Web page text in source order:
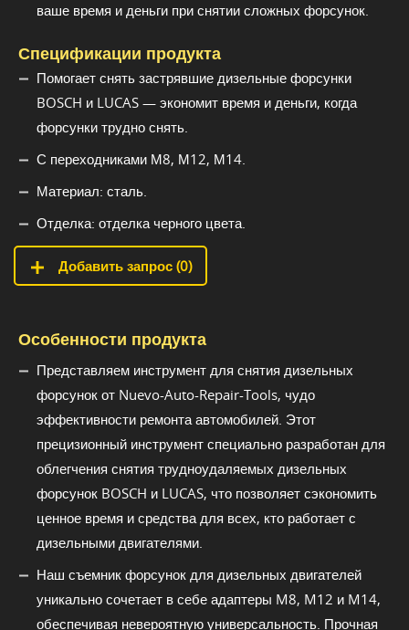
ваше время и деньги при снятии сложных форсунок.
Спецификации продукта
Помогает снять застрявшие дизельные форсунки
BOSCH и LUCAS — экономит время и деньги, когда
форсунки трудно снять.
С переходниками М8, М12, М14.
Материал: сталь.
Отделка: отделка черного цвета.
Добавить запрос (0)
Особенности продукта
Представляем инструмент для снятия дизельных
форсунок от Nuevo-Auto-Repair-Tools, чудо
эффективности ремонта автомобилей. Этот
прецизионный инструмент специально разработан для
облегчения снятия трудноудаляемых дизельных
форсунок BOSCH и LUCAS, что позволяет сэкономить
ценное время и средства для всех, кто работает с
дизельными двигателями.
Наш съемник форсунок для дизельных двигателей
уникально сочетает в себе адаптеры M8, M12 и M14,
обеспечивая невероятную универсальность. Прочная